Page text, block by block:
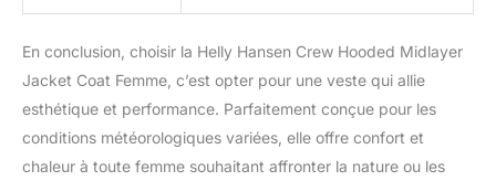
En conclusion, choisir la Helly Hansen Crew Hooded Midlayer
Jacket Coat Femme, c’est opter pour une veste qui allie
esthétique et performance. Parfaitement conçue pour les
conditions météorologiques variées, elle offre confort et
chaleur à toute femme souhaitant affronter la nature ou les